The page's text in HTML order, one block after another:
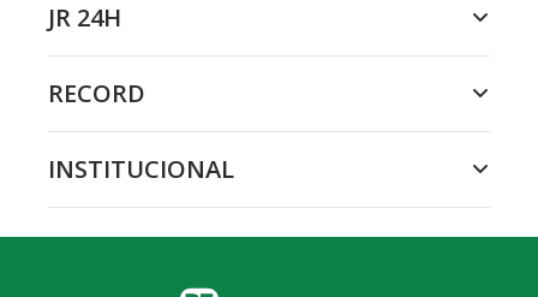
JR 24H
RECORD
INSTITUCIONAL